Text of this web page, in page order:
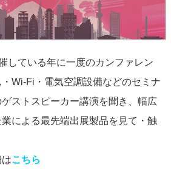
している年に一度のカンファレン
Wi-Fi・電気空調設備などのセミナ
ストスピーカー講演を聞き、幅広
による最先端出展製品を見て・触
こちら